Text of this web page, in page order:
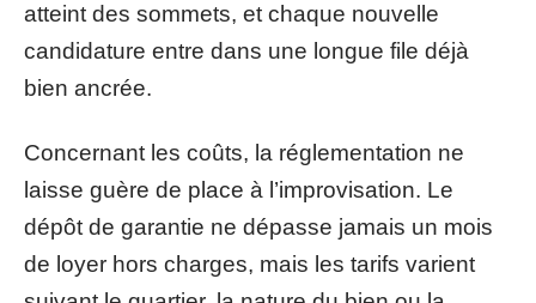
atteint des sommets, et chaque nouvelle
candidature entre dans une longue file déjà
bien ancrée.
Concernant les coûts, la réglementation ne
laisse guère de place à l’improvisation. Le
dépôt de garantie ne dépasse jamais un mois
de loyer hors charges, mais les tarifs varient